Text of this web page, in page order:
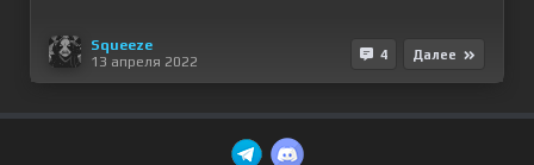
Squeeze
13 апреля 2022
4 Далее